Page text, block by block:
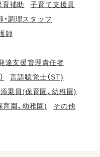
育補助
子育て支援員
・調理スタッフ
師
達支援管理責任者
言語聴覚士（ST)
乗員(保育園、幼稚園)
園、幼稚園) その他